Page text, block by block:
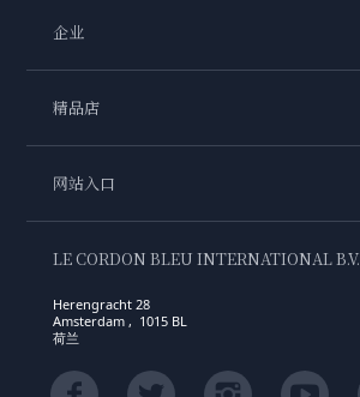
企业
精品店
网站入口
LE CORDON BLEU INTERNATIONAL B.V.
Herengracht 28
Amsterdam , 1015 BL
荷兰